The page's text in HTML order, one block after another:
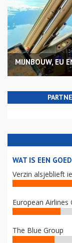
MIJNBOUW, EU
WAT IS EEN
Verzin alsjeblieft
European Airlines
The Blue Group